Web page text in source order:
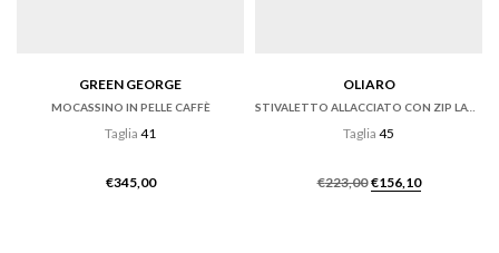
GREEN GEORGE
MOCASSINO IN PELLE CAFFÈ
Taglia 41
€345,00
OLIARO
STIVALETTO ALLACCIATO CON ZIP LATERALE
Taglia 45
€223,00 Il
€156,10Il